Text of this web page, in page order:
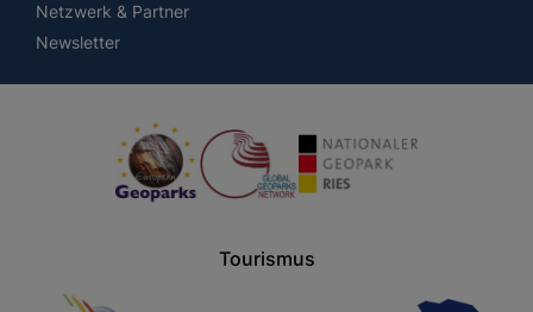
Netzwerk & Partner
Newsletter
Tourismus